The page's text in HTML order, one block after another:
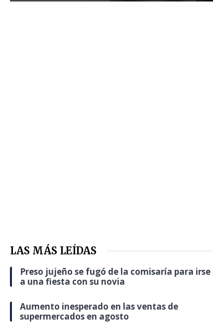
LAS MÁS LEÍDAS
Preso jujeño se fugó de la comisaría para irse
a una fiesta con su novia
Aumento inesperado en las ventas de
supermercados en agosto